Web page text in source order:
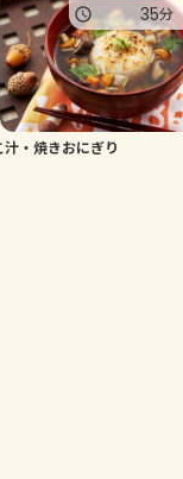
汁・焼きおにぎり
35分